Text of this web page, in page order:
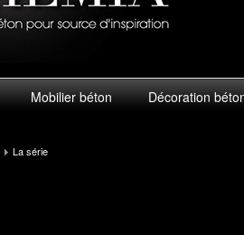
Mobilier béton Décoration
La série